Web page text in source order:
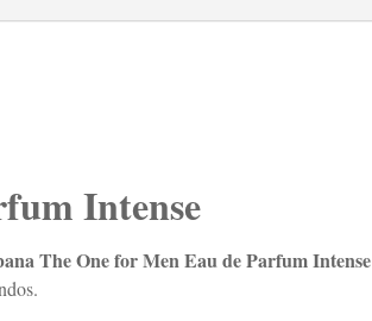
Intense
The One for Men Eau de Parfum Intense